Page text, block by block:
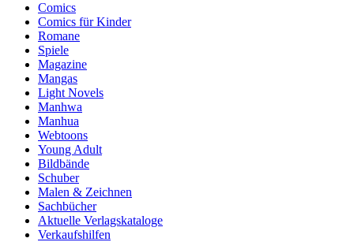
Comics
Comics für Kinder
Romane
Spiele
Magazine
Mangas
Light Novels
Manhwa
Manhua
Webtoons
Young Adult
Bildbände
Schuber
Malen & Zeichnen
Sachbücher
Aktuelle Verlagskataloge
Verkaufshilfen